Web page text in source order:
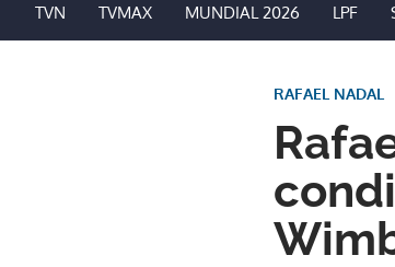
TVN TVMAX MUNDIAL 2026 LPF
RAFAEL NADAL